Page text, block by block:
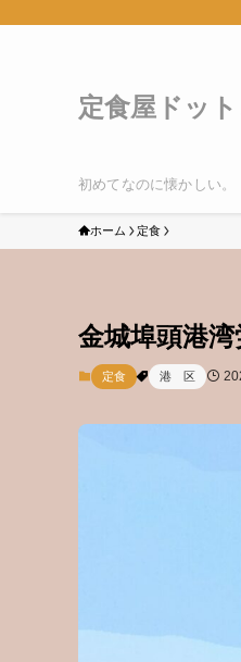
定食屋ドッ
初めてなのに懐かしい。
ホーム 定食
金城埠頭港
定食 港 区